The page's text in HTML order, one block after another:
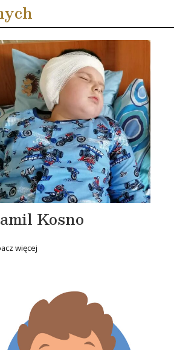
Kosno
więcej